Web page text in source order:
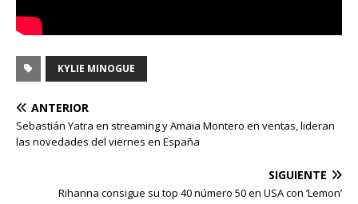
KYLIE MINOGUE
ANTERIOR
Sebastián Yatra en streaming y Amaia Montero en ventas, lideran
las novedades del viernes en España
SIGUIENTE
Rihanna consigue su top 40 número 50 en USA con ‘Lemon’